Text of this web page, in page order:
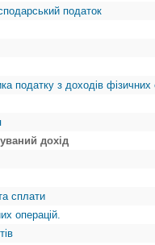
податок
податку з доходів фізичних
дохід
сплати
операцій.